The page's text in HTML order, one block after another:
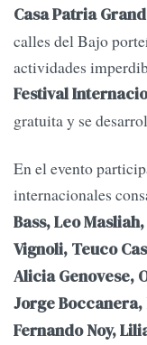
Casa Patria
calles del Bajo
actividades
Festival
gratuita y se
En el evento
internacionales
Bass, Leo
Vignoli, Teuco
Alicia Genovese,
Jorge Boccanera,
Fernando Noy,